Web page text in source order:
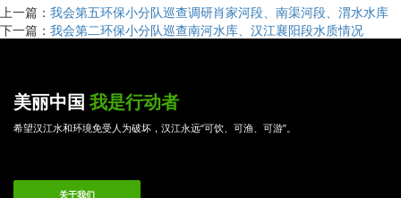
上一篇： 我会第五环保小分队巡查调研肖家河段、南渠河段、渭水水库
下一篇： 我会第二环保小分队巡查南河水库、汉江襄阳段水质情况
美丽中国 我是行动者
希望汉江水和环境免受人为破坏，汉江永远“可饮、可渔、可游”。
关于我们